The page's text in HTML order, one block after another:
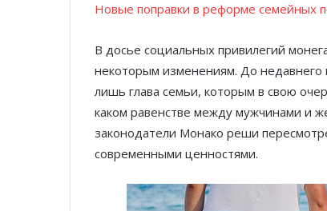
Новые поправки в реформе семейных
В досье социальных привилегий
некоторым изменениям. До
лишь глава семьи, которым в свою
каком равенстве между мужчинами и
законодатели Монако реши
современными ценностями.